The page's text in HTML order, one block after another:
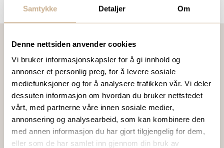
Samtykke Detaljer Om
Denne nettsiden anvender cookies
Vi bruker informasjonskapsler for å gi innhold og
annonser et personlig preg, for å levere sosiale
mediefunksjoner og for å analysere trafikken vår. Vi deler
dessuten informasjon om hvordan du bruker nettstedet
vårt, med partnerne våre innen sosiale medier,
annonsering og analysearbeid, som kan kombinere den
med annen informasjon du har gjort tilgjengelig for dem,
eller som de har samlet inn gjennom din bruk av
VIL DU VITE MER OM VÅRE PRODUKTER?
Ta kontakt med en av våre medarbeidere, eller send en e-
post tilortomedic@ortomedic.no
Ta kontakt